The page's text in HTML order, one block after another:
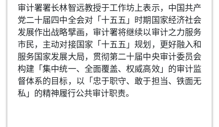
审计署署长林智远教授于工作坊上表示，中国共产
党二十届四中全会对「十五五」时期国家经济社会
发展作出战略擘画，审计署将继续以审计之力服务
市民，主动对接国家「十五五」规划，更好融入和
服务国家发展大局，贯彻第二十届中央审计委员会
构建「集中统一、全面覆盖、权威高效」的审计监
督体系的目标，以「忠于职守、敢于担当、铁面无
私」的精神履行公共审计职责。